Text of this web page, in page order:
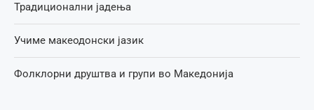
Традиционални јадења
Учиме макеодонски јазик
Фолклорни друштва и групи во Македонија